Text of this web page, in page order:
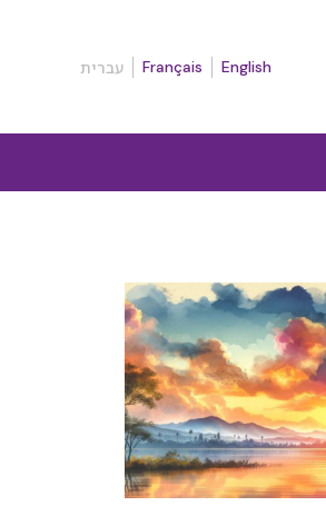
English
Français עברית